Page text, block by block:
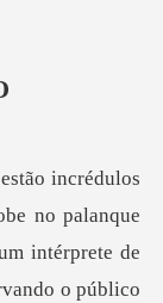
0
intérprete de
o público